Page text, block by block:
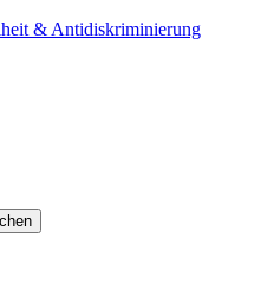
& Antidiskriminierung